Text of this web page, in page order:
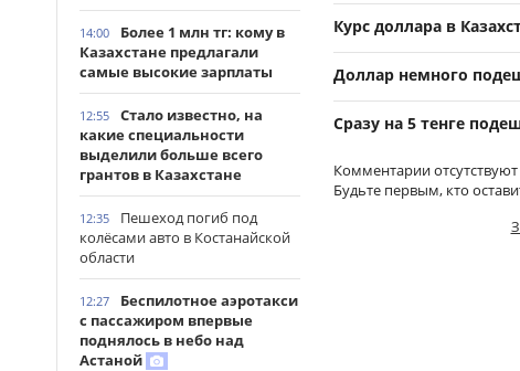
14:00
Более 1 млн тг: кому в
Казахстане предлагали
самые высокие зарплаты
12:55
Стало известно, на
какие специальности
выделили больше всего
грантов в Казахстане
12:35
Пешеход погиб под
колёсами авто в Костанайской
области
12:27
Беспилотное аэротакси
с пассажиром впервые
поднялось в небо над
Астаной
Курс доллара в
Доллар немного
Сразу на 5 тенге
Комментарии отсутствуют
Будьте первым, кто